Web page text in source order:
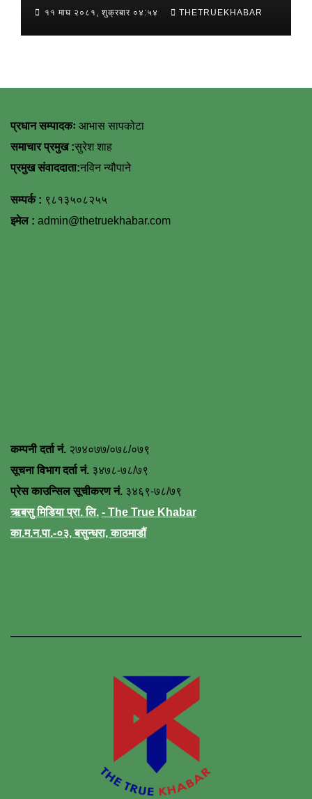
११ माघ २०८१, शुक्रबार ०४:५४ THETRUEKHABAR
प्रधान सम्पादकः आभास सापकोटा
समाचार प्रमुख :सुरेश शाह
प्रमुख संवाददाता:नविन न्यौपाने
सम्पर्क : ९८१३५०८२५५
इमेल : admin@thetruekhabar.com
कम्पनी दर्ता नं. २७४०७७/०७८/०७९
सूचना विभाग दर्ता नं. ३४७८-७८/७९
प्रेस काउन्सिल सूचीकरण नं. ३४६९-७८/७९
ऋबसु मिडिया प्रा. लि. - The True Khabar
का.म.न.पा.-०३, बसुन्धरा, काठमाडौं